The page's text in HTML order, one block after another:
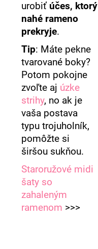
urobiť účes, ktorý
nahé rameno
prekryje.
Tip: Máte pekne
tvarované boky?
Potom pokojne
zvoľte aj úzke
strihy, no ak je
vaša postava
typu trojuholník,
pomôžte si
širšou sukňou.
Staroružové midi
šaty so
zahaleným
ramenom >>>